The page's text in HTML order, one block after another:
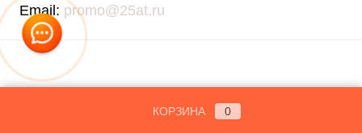
Email: promo@25at.ru
КОРЗИНА 0